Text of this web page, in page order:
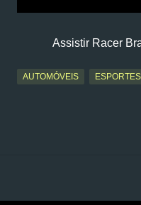
Assistir Racer
AUTOMÓVEIS ESPORTES